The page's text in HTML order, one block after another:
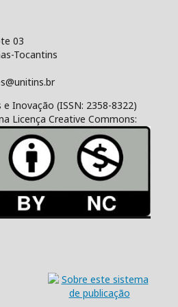
03
Tocantins
Inovação (ISSN: 2358-8322)
Licença Creative Commons: